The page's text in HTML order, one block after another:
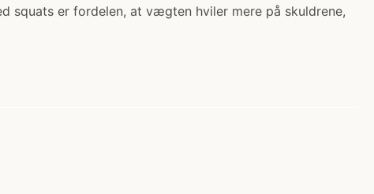
squats er fordelen, at vægten hviler mere på skuldrene,